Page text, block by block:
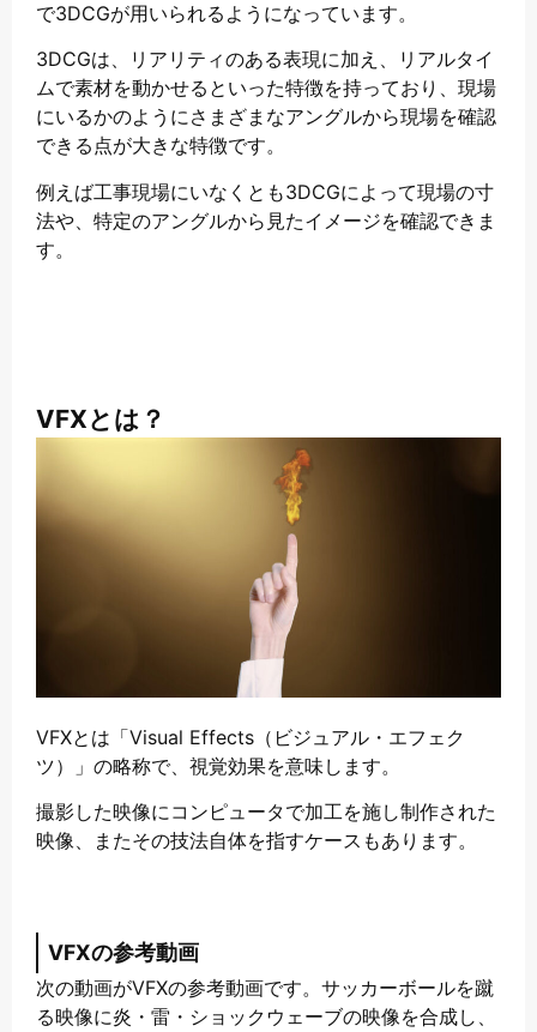
で3DCGが用いられるようになっています。
3DCGは、リアリティのある表現に加え、リアルタイ
ムで素材を動かせるといった特徴を持っており、現場
にいるかのようにさまざまなアングルから現場を確認
できる点が大きな特徴です。
例えば工事現場にいなくとも3DCGによって現場の寸
法や、特定のアングルから見たイメージを確認できま
す。
VFXとは？
VFXとは「Visual Effects（ビジュアル・エフェク
ツ）」の略称で、視覚効果を意味します。
撮影した映像にコンピュータで加工を施し制作された
映像、またその技法自体を指すケースもあります。
VFXの参考動画
次の動画がVFXの参考動画です。サッカーボールを蹴
る映像に炎・雷・ショックウェーブの映像を合成し、